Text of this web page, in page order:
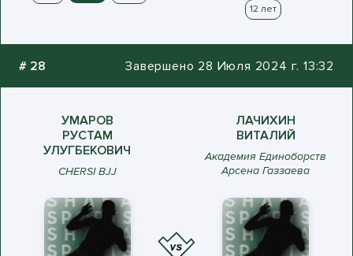
12 лет
# 28 Завершено 28 Июля 2024 г. 13:32
УМАРОВ
РУСТАМ
УЛУГБЕКОВИЧ
CHERSI BJJ
ЛАЧИХИН
ВИТАЛИЙ
Академия Единоборств
Арсена Газзаева